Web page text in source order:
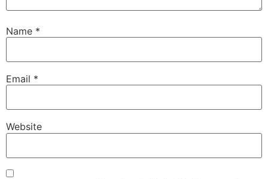
Name *
Email *
Website